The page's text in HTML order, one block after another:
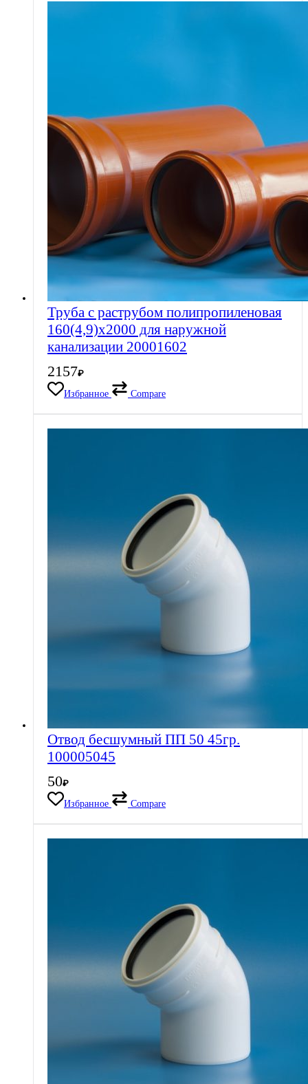
Труба с раструбом полипропиленовая
160(4,9)х2000 для наружной
канализации 20001602
2157₽
Избранное
Compare
Отвод бесшумный ПП 50 45гр.
100005045
50₽
Избранное
Compare